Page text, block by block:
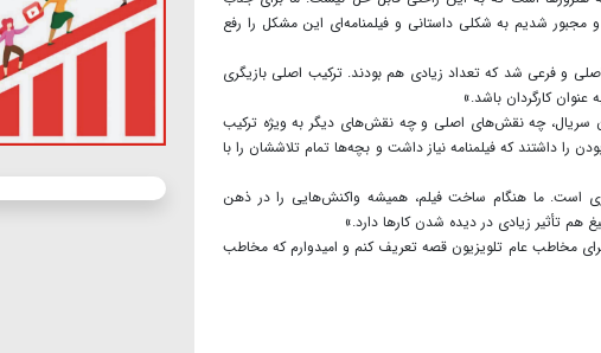
مجبور شدیم به شکلی داستانی و فیلمنامه‌ای این مشکل را رفع
و فرعی شد که تعداد زیادی هم بودند. ترکیب اصلی بازیگری
کارگردان باشد.»
سریال، چه نقش‌های اصلی و چه نقش‌های دیگر به ویژه ترکیب
را داشتند که فیلمنامه نیاز داشت و بچه‌ها تمام تلاششان را با
است. ما هنگام ساخت فیلم، همیشه واکنش‌هایی را در ذهن
هم تأثیر زیادی در دیده شدن کارها دارد.»
برای مخاطب عام تلویزیون قصه تعریف کنم و امیدوارم که مخاطب